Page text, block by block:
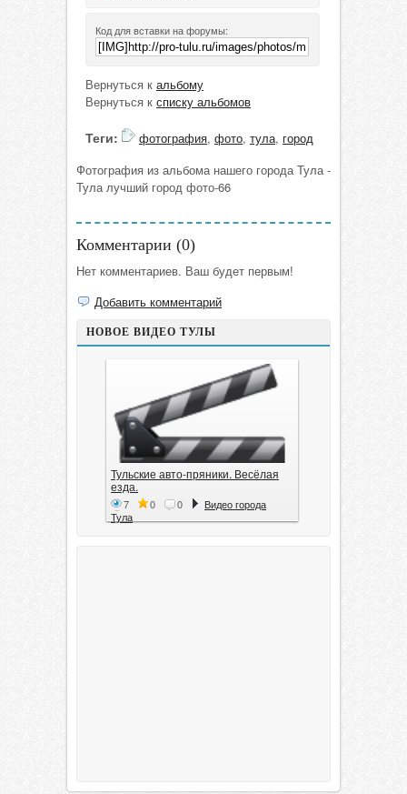
Код для вставки на форумы:
Вернуться к альбому
Вернуться к списку альбомов
Теги: фотография, фото, тула, город
Фотография из альбома нашего города Тула -
Тула лучший город фото-66
Комментарии (0)
Нет комментариев. Ваш будет первым!
Добавить комментарий
НОВОЕ ВИДЕО ТУЛЫ
Тульские авто-пряники. Весёлая
езда.
7 0 0
Видео города
Тула